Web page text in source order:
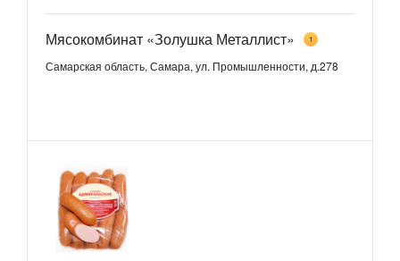
Мясокомбинат «Золушка Металлист» 1
Самарская область, Самара, ул. Промышленности, д.278